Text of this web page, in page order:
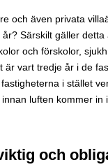
och även privata
Särskilt gäller
och förskolor,
är vart tredje år i de
i stället
luften kommer
och